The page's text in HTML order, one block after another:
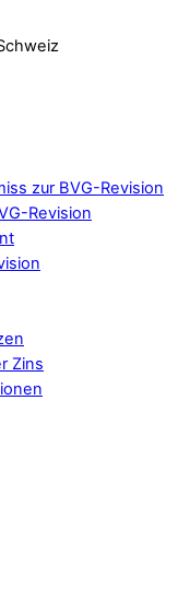
zur BVG-Revision
Revision
Zins